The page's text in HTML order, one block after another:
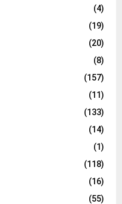
(4)
(19)
(20)
(8)
(157)
(11)
(133)
(14)
(1)
(118)
(16)
(55)